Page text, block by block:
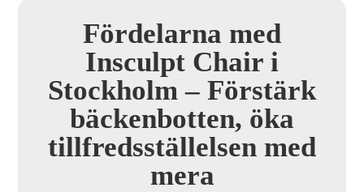
Fördelarna med
Insculpt Chair i
Stockholm – Förstärk
bäckenbotten, öka
tillfredsställelsen med
mera